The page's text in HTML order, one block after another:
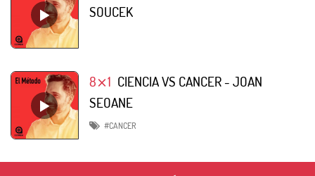
SOUCEK
8⨯1 CIENCIA VS CANCER - JOAN
SEOANE
#CANCER